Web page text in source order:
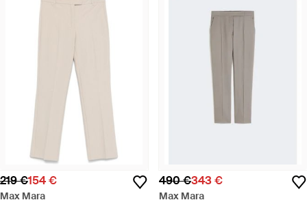
219 €154 €
Max Mara
490 €343 €
Max Mara